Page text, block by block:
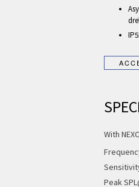
With
Peak